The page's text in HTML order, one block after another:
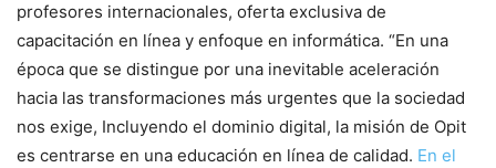
profesores internacionales, oferta exclusiva de
capacitación en línea y enfoque en informática. “En una
época que se distingue por una inevitable aceleración
hacia las transformaciones más urgentes que la sociedad
nos exige, Incluyendo el dominio digital, la misión de Opit
es centrarse en una educación en línea de calidad. En el